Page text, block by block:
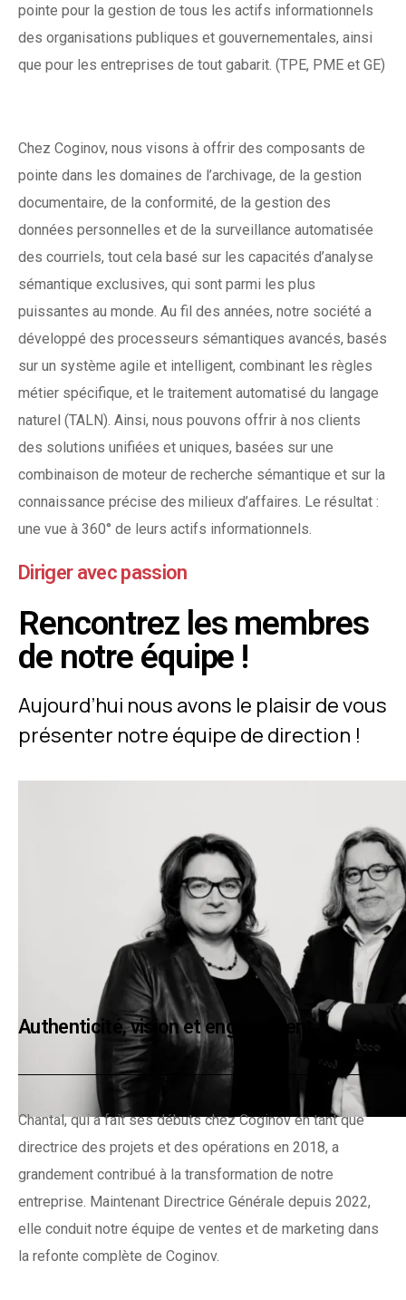
pointe pour la gestion de tous les actifs informationnels
des organisations publiques et gouvernementales, ainsi
que pour les entreprises de tout gabarit. (TPE, PME et GE)
Chez Coginov, nous visons à offrir des composants de
pointe dans les domaines de l’archivage, de la gestion
documentaire, de la conformité, de la gestion des
données personnelles et de la surveillance automatisée
des courriels, tout cela basé sur les capacités d’analyse
sémantique exclusives, qui sont parmi les plus
puissantes au monde. Au fil des années, notre société a
développé des processeurs sémantiques avancés, basés
sur un système agile et intelligent, combinant les règles
métier spécifique, et le traitement automatisé du langage
naturel (TALN). Ainsi, nous pouvons offrir à nos clients
des solutions unifiées et uniques, basées sur une
combinaison de moteur de recherche sémantique et sur la
connaissance précise des milieux d’affaires. Le résultat :
une vue à 360° de leurs actifs informationnels.
Diriger avec passion
Rencontrez les membres
de notre équipe !
Aujourd’hui nous avons le plaisir de vous
présenter notre équipe de direction !
sont à la tête de
toutes les bonnes choses qui se
passent chez Coginov dans les
dernières années.
Authenticité, vision et engagement
Chantal, qui a fait ses débuts chez Coginov en tant que
directrice des projets et des opérations en 2018, a
grandement contribué à la transformation de notre
entreprise. Maintenant Directrice Générale depuis 2022,
elle conduit notre équipe de ventes et de marketing dans
la refonte complète de Coginov.